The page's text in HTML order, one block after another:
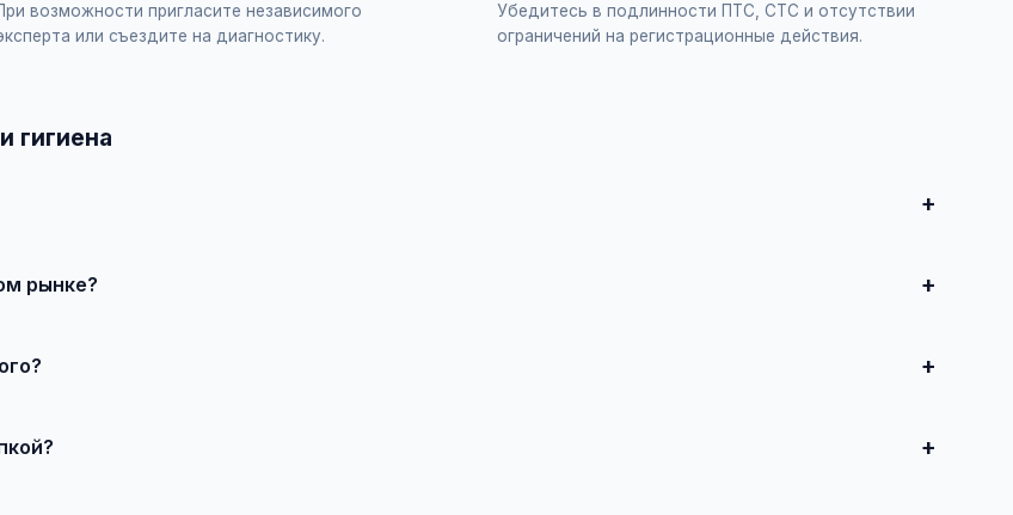
возможности пригласите независимого
или съездите на диагностику.
Убедитесь в подлинности ПТС, СТС и отсутствии
ограничений на регистрационные действия.
гигиена
рынке?